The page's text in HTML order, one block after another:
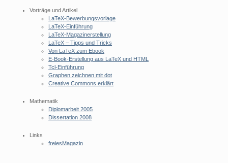
Vorträge und Artikel
LaTeX-Bewerbungsvorlage
LaTeX-Einführung
LaTeX-Magazinerstellung
LaTeX – Tipps und Tricks
Von LaTeX zum Ebook
E-Book-Erstellung aus LaTeX und HTML
Tcl-Einführung
Graphen zeichnen mit dot
Creative Commons erklärt
Mathematik
Diplomarbeit 2005
Dissertation 2008
Links
freiesMagazin